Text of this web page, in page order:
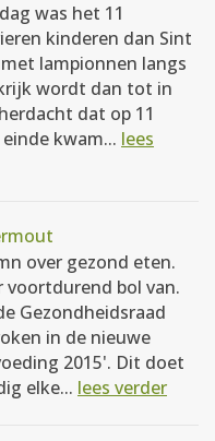
was het 11
kinderen dan Sint
lampionnen langs
wordt dan tot in
dat op 11
kwam... lees
over gezond eten.
voortdurend bol van.
Gezondheidsraad
in de nieuwe
2015'. Dit doet
elke... lees verder